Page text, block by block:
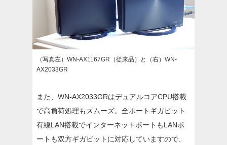
（写真左）WN-AX1167GR（従来品）と（右）WN-
AX2033GR
また、WN-AX2033GRはデュアルコアCPU搭載
で高負荷処理もスムーズ。全ポートギガビット
有線LAN搭載でインターネットポートもLANポ
ートも双方ギガビットに対応していますので、